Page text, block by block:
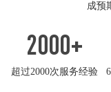
成预
2000+
超过2000次服务经验